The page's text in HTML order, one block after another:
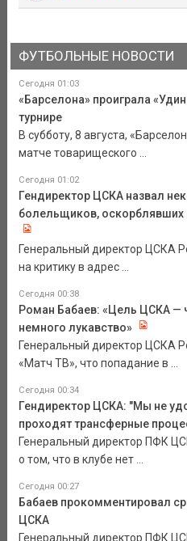
ФУТБОЛЬНЫЕ НОВОСТИ
Сегодня 01:03
«Барселона» проиграла
турнире
В субботу, 8 августа,
матче товарищеского ...
Сегодня 01:02
Гендиректор ЦСКА назвал
болельщиков,
Генеральный директор ЦСКА
на критику в адрес ...
Сегодня 00:38
Роман Бабаев: «Цель ЦСКА —
немного лукавство»
Генеральный директор ЦСКА
«Матч ТВ», что попадание в ...
Сегодня 00:34
Гендиректор ЦСКА: "Мы не
проходят трансферные
Генеральный директор ПФК
о том, что в клубе нет ...
Сегодня 00:27
Бабаев прокомментировал
ЦСКА
Генеральный директор ПФК